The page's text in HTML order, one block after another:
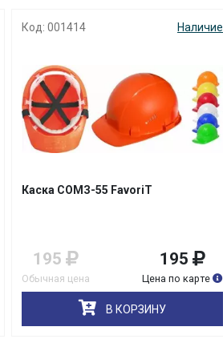
Код: 001414 Наличие
Каска СОМЗ-55 FavoriT
195
Обычная цена
195
Цена по карте
В КОРЗИНУ